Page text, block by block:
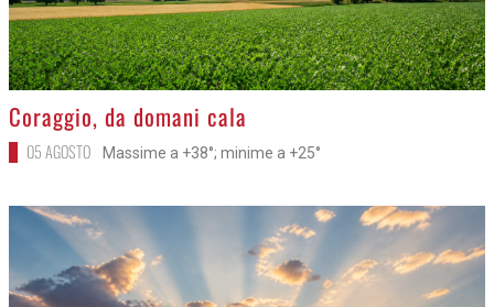
>
Coraggio, da domani cala
05 AGOSTO Massime a +38°; minime a +25°